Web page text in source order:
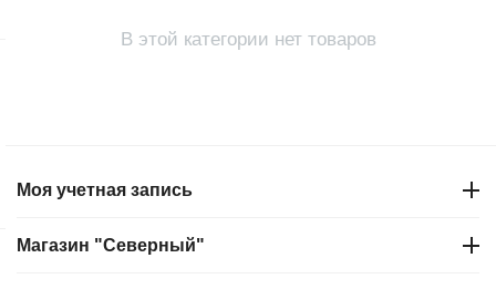
В этой категории нет товаров
Моя учетная запись
Магазин "Северный"